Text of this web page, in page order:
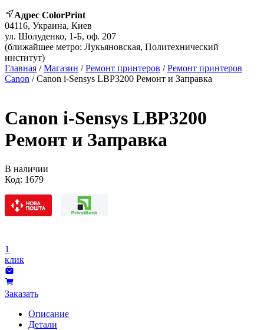
Адрес ColorPrint
04116, Украина, Киев
ул. Шолуденко, 1-Б, оф. 207
(ближайшее метро: Лукьяновская, Политехнический
институт)
Главная /Магазин /Ремонт принтеров /Ремонт принтеров
Canon / Canon i-Sensys LBP3200 Ремонт и Заправка
Canon i-Sensys LBP3200
Ремонт и Заправка
В наличии
Код: 1679
1
клик
Заказать
Описание
Детали